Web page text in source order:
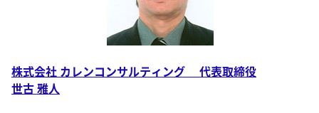
株式会社 カレンコンサルティング 代表取締役
世古 雅人